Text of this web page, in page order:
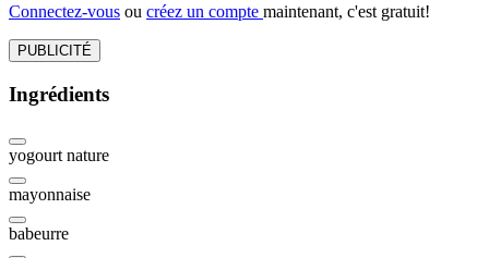
Connectez-vous ou créez un compte maintenant, c'est gratuit!
PUBLICITÉ
Ingrédients
yogourt nature
mayonnaise
babeurre